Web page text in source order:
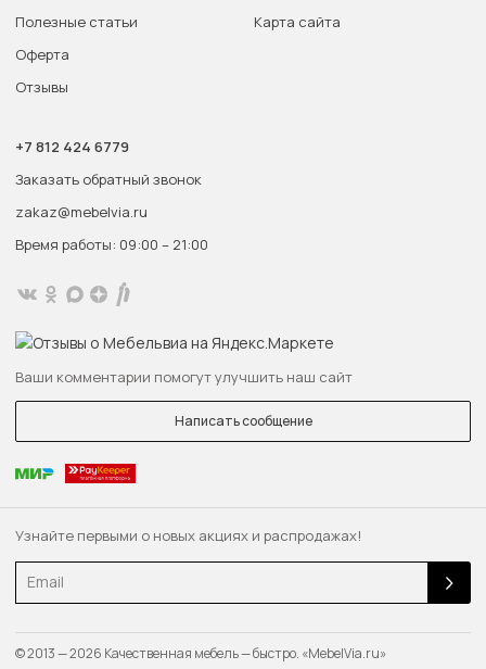
Узнайте первыми о новых акциях и распродажах!
Email
Полезные статьи
Оферта
Отзывы
Карта сайта
+7 812 424 6779
Заказать обратный звонок
zakaz@mebelvia.ru
Время работы: 09:00 – 21:00
Ваши комментарии помогут улучшить наш сайт
Написать сообщение
© 2013 — 2026 Качественная мебель — быстро. «MebelVia.ru»